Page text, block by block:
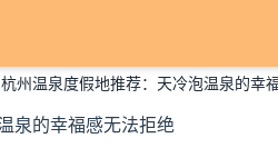
杭州温泉度假地推荐：天冷泡温泉的幸